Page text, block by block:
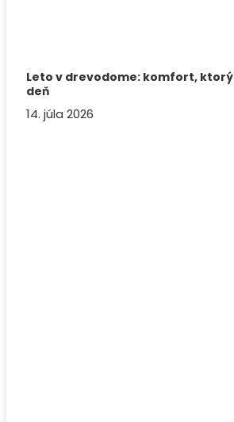
Leto v drevodome: komfort,
deň
14. júla 2026